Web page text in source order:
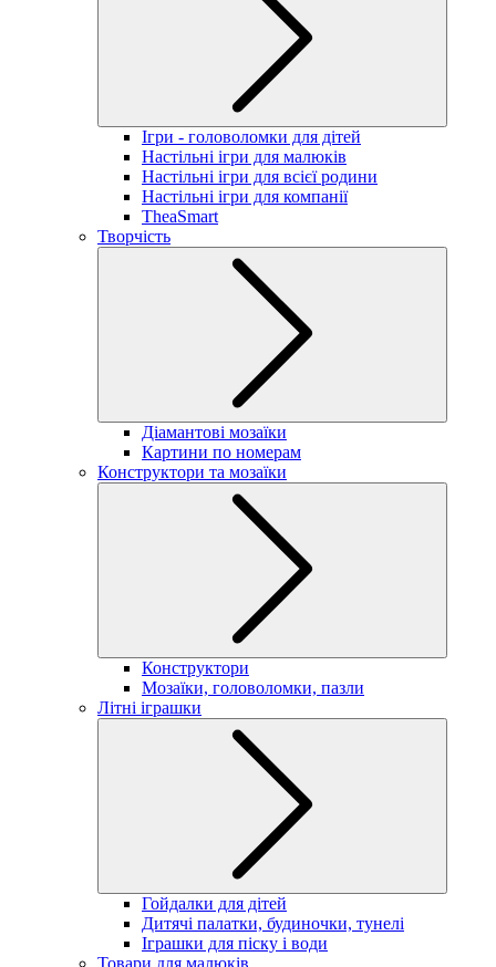
Ігри - головоломки для дітей
Настільні ігри для малюків
Настільні ігри для всієї родини
Настільні ігри для компанії
TheaSmart
Творчість
Діамантові мозаїки
Картини по номерам
Конструктори та мозаїки
Конструктори
Мозаїки, головоломки, пазли
Літні іграшки
Гойдалки для дітей
Дитячі палатки, будиночки, тунелі
Іграшки для піску і води
Товари для малюків